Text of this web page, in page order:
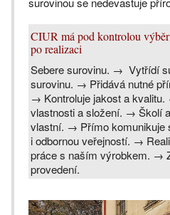
CIUR má pod kontrolou
po realizaci
Sebere surovinu. → Vytřídí
surovinu. → Přidává nutné
→ Kontroluje jakost a
vlastnosti a složení. → Školí
vlastní. → Přímo komunikuje
i odbornou veřejností. →
práce s naším výrobkem. →
provedení.